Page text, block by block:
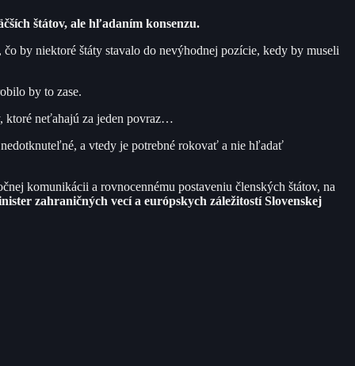
štátov, ale hľadaním konsenzu.
by niektoré štáty stavalo do nevýhodnej pozície, kedy by museli
by to zase.
ktoré neťahajú za jeden povraz…
a vtedy je potrebné rokovať a nie hľadať
komunikácii a rovnocennému postaveniu členských štátov, na
zahraničných vecí a európskych záležitostí Slovenskej